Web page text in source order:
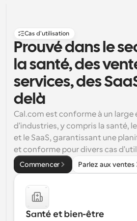
Cas d'utilisation
Prouvé dans le
la santé, des
services, des
delà
Cal.com est conforme à un large
d'industries, y compris la santé,
et le SaaS, garantissant une
et conforme pour divers cas
Commencer Parlez aux ventes
Santé et bien-être